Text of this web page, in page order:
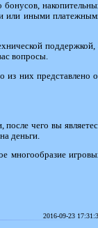
или иными
поддержкой,
вопросы.
из них представлено
чего вы
деньги.
многообразие
2016-09-23